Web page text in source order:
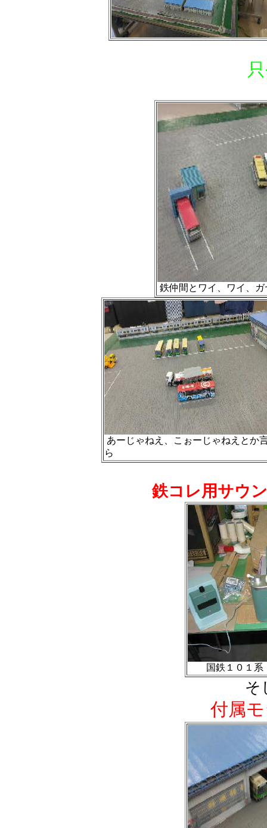
鉄仲間とワイ、ワイ、
あーじゃねえ、こぉーじゃねえとか
ら
鉄コレ用サウ
国鉄１０１
そ
付属